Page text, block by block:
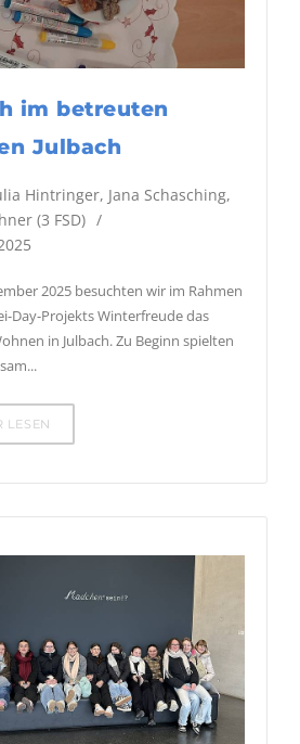
im betreuten
Julbach
Hintringer, Jana Schasching,
(3 FSD)
2025 besuchten wir im Rahmen
Day-Projekts Winterfreude das
in Julbach. Zu Beginn spielten
LESEN